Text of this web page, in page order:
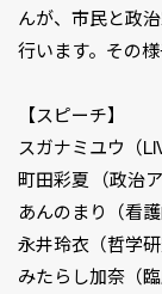
んが、市民と政
行います。その
【スピーチ】
スガナミユウ（
町田彩夏 （政治ア
あんのまり（看護
永井玲衣（哲学研
みたらし加奈（臨